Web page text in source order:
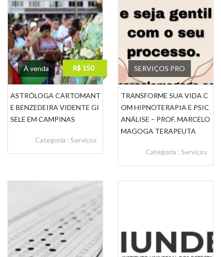
À venda R$ 150
ASTRÓLOGA CARTOMANT
E BENZEDEIRA VIDENTE GI
SELE EM CAMPINAS
Categoria : Serviços
SERVIÇOS PRO
TRANSFORME SUA VIDA C
OM HIPNOTERAPIA E PSIC
ANÁLISE – PROF. MARCELO
MAGOGA TERAPEUTA
Categoria : Serviços